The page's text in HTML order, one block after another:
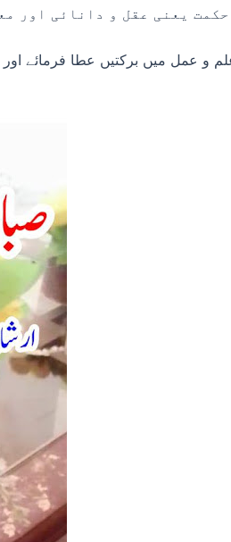
یعنی عقل و دانائی اور
و عمل میں برکتیں عطا فرمائے